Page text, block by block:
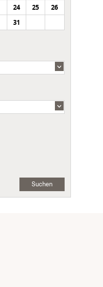
24 25
26
31
Suchen